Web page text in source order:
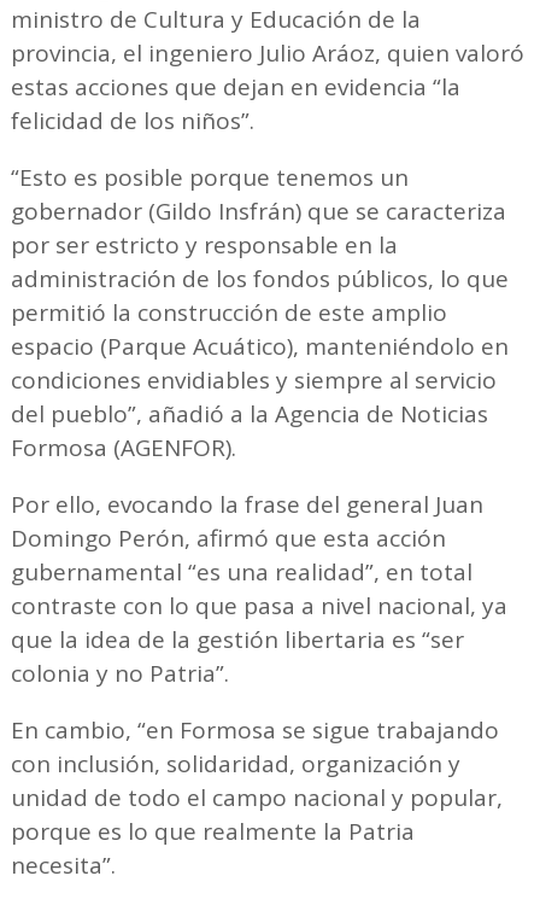
ministro de Cultura y Educación de la
provincia, el ingeniero Julio Aráoz, quien valoró
estas acciones que dejan en evidencia “la
felicidad de los niños”.
“Esto es posible porque tenemos un
gobernador (Gildo Insfrán) que se caracteriza
por ser estricto y responsable en la
administración de los fondos públicos, lo que
permitió la construcción de este amplio
espacio (Parque Acuático), manteniéndolo en
condiciones envidiables y siempre al servicio
del pueblo”, añadió a la Agencia de Noticias
Formosa (AGENFOR).
Por ello, evocando la frase del general Juan
Domingo Perón, afirmó que esta acción
gubernamental “es una realidad”, en total
contraste con lo que pasa a nivel nacional, ya
que la idea de la gestión libertaria es “ser
colonia y no Patria”.
En cambio, “en Formosa se sigue trabajando
con inclusión, solidaridad, organización y
unidad de todo el campo nacional y popular,
porque es lo que realmente la Patria
necesita”.